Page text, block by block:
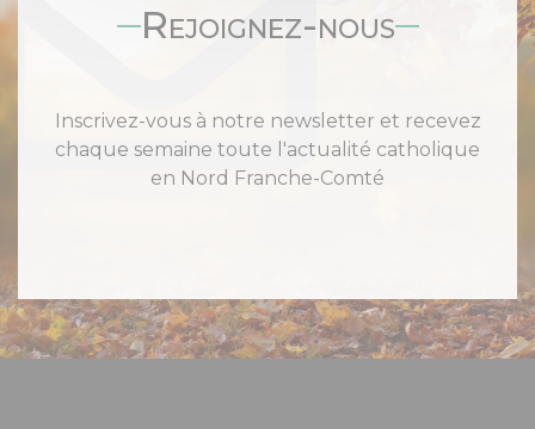
Rejoignez-nous
Inscrivez-vous à notre newsletter et recevez
chaque semaine toute l'actualité catholique
en Nord Franche-Comté